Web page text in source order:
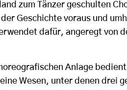
zum Tänzer geschulten
Geschichte voraus und
dafür, angeregt von
Anlage
Wesen, unter denen drei